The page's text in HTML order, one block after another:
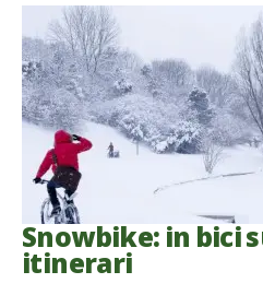
Snowbike: in bici
itinerari